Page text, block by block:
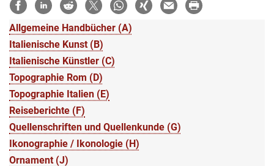
Allgemeine Handbücher (A)
Italienische Kunst (B)
Italienische Künstler (C)
Topographie Rom (D)
Topographie Italien (E)
Reiseberichte (F)
Quellenschriften und Quellenkunde (G)
Ikonographie / Ikonologie (H)
Ornament (J)